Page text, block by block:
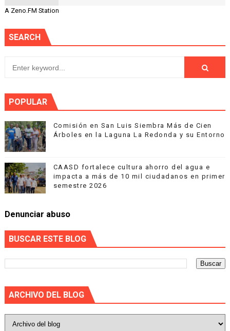
A Zeno.FM Station
SEARCH
POPULAR
Comisión en San Luis Siembra Más de Cien
Árboles en la Laguna La Redonda y su Entorno
CAASD fortalece cultura ahorro del agua e
impacta a más de 10 mil ciudadanos en primer
semestre 2026
Denunciar abuso
BUSCAR ESTE BLOG
ARCHIVO DEL BLOG